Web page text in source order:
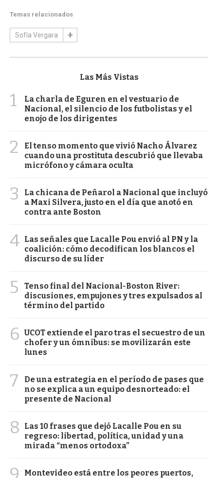
Temas relacionados
Sofía Vergara
Las Más Vistas
1
La charla de Eguren en el vestuario de
Nacional, el silencio de los futbolistas y el
enojo de los dirigentes
2
El tenso momento que vivió Nacho Álvarez
cuando una prostituta descubrió que llevaba
micrófono y cámara oculta
3
La chicana de Peñarol a Nacional que incluyó
a Maxi Silvera, justo en el día que anotó en
contra ante Boston
4 Las señales que Lacalle Pou envió al PN y la
coalición: cómo decodifican los blancos el
discurso de su líder
5
Tenso final del Nacional-Boston River:
discusiones, empujones y tres expulsados al
término del partido
6 UCOT extiende el paro tras el secuestro de un
chofer y un ómnibus: se movilizarán este
lunes
7
De una estrategia en el período de pases que
no se explica a un equipo desnorteado: el
presente de Nacional
8
Las 10 frases que dejó Lacalle Pou en su
regreso: libertad, política, unidad y una
mirada “menos ortodoxa”
9
Montevideo está entre los peores puertos,